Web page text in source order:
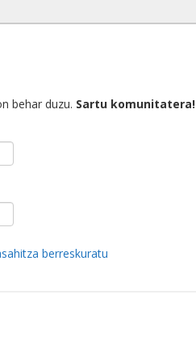
behar duzu. Sartu komunitatera!
berreskuratu